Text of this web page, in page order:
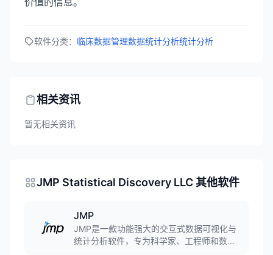
软件分类： 临床数据管理数据统计分析统计分析
相关资讯
暂无相关资讯
JMP Statistical Discovery LLC 其他软件
JMP
JMP是一款功能强大的交互式数据可视化与
统计分析软件，专为科学家、工程师和数据